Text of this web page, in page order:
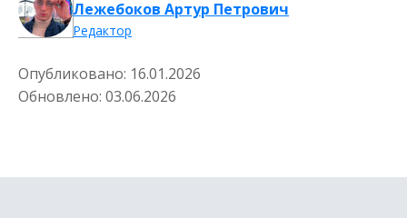
Лежебоков Артур Петрович
Редактор
Опубликовано: 16.01.2026
Обновлено: 03.06.2026